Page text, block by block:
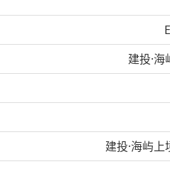
建投·
建投·海屿